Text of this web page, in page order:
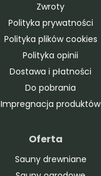
Zwroty
Polityka prywatności
Polityka plików cookies
Polityka opinii
Dostawa i płatności
Do pobrania
Impregnacja produktów
Oferta
Sauny drewniane